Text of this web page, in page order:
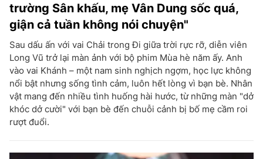
trường Sân khấu, mẹ Vân Dung sốc quá,
giận cả tuần không nói chuyện"
Sau dấu ấn với vai Chải trong Đi giữa trời rực rỡ, diễn viên
Long Vũ trở lại màn ảnh với bộ phim Mùa hè năm ấy. Anh
vào vai Khánh – một nam sinh nghịch ngợm, học lực không
nổi bật nhưng sống tình cảm, luôn hết lòng vì bạn bè. Nhân
vật mang đến nhiều tình huống hài hước, từ những màn "dở
khóc dở cười" với bạn bè đến chuỗi cảnh bị bố mẹ cầm roi
rượt đuổi.